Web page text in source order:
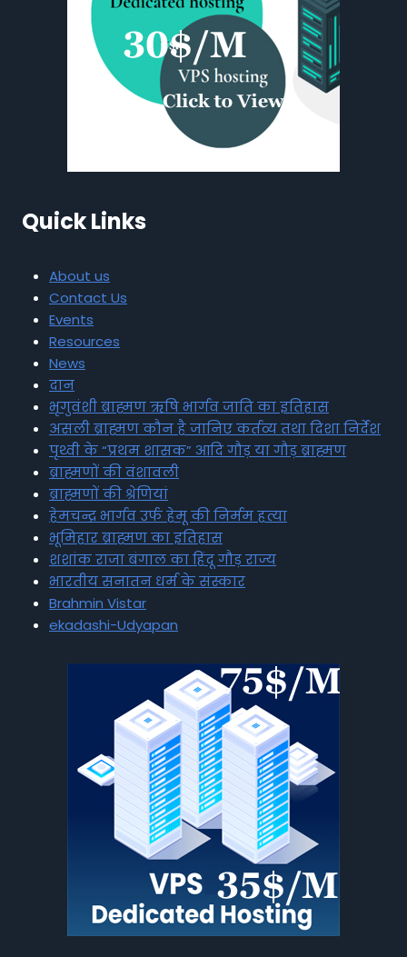
Quick Links
About us
Contact Us
Events
Resources
News
दान
भृगुवंशी ब्राह्मण ऋषि भार्गव जाति का इतिहास
असली ब्राह्मण कौन है जानिए कर्तव्य तथा दिशा निर्देश
पृथ्वी के “प्रथम शासक” आदि गौड़ या गौड़ ब्राह्मण
ब्राह्मणों की वंशावली
ब्राह्मणों की श्रेणियां
हेमचन्द्र भार्गव उर्फ हेमू की निर्मम हत्या
भूमिहार ब्राह्मण का इतिहास
शशांक राजा बंगाल का हिंदू गौड़ राज्य
भारतीय सनातन धर्म के संस्कार
Brahmin Vistar
ekadashi-Udyapan